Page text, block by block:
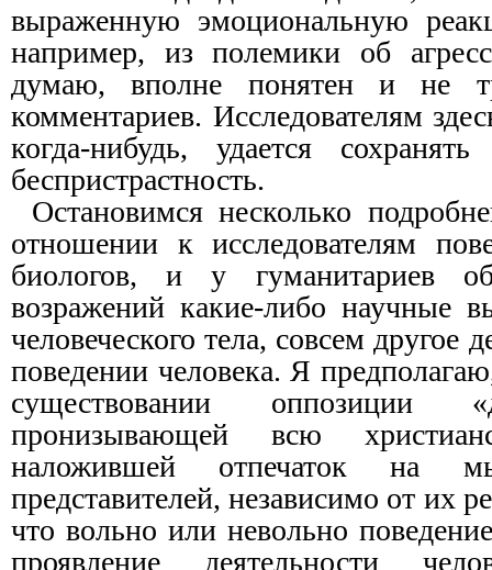
выраженную эмоциональную
например, из полемики об
думаю, вполне понятен и не
комментариев. Исследователям
когда-нибудь, удается
беспристрастность.
Остановимся несколько
отношении к исследователям
биологов, и у гуманитариев
возражений какие-либо научные
человеческого тела, совсем другое
поведении человека. Я
существовании
пронизывающей всю
наложившей отпечаток на
представителей, независимо от их
что вольно или невольно
проявление деятельности